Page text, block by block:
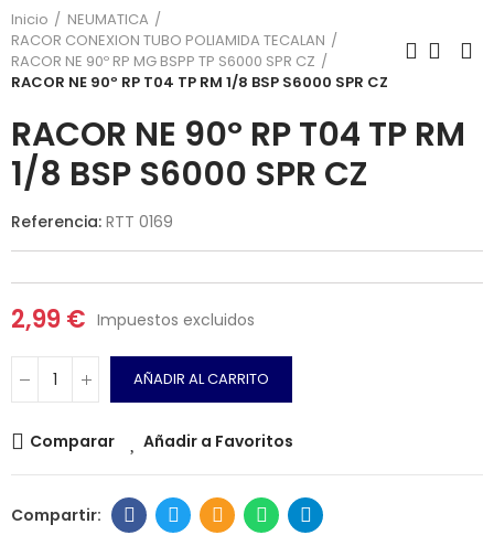
Inicio
NEUMATICA
RACOR CONEXION TUBO POLIAMIDA TECALAN
RACOR NE 90º RP MG BSPP TP S6000 SPR CZ
RACOR NE 90º RP T04 TP RM 1/8 BSP S6000 SPR CZ
RACOR NE 90º RP T04 TP RM
1/8 BSP S6000 SPR CZ
Referencia: RTT 0169
2,99 € Impuestos excluidos
AÑADIR AL CARRITO
Comparar Añadir a Favoritos